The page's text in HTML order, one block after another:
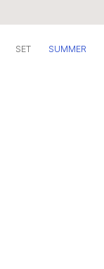
SET SUMMER